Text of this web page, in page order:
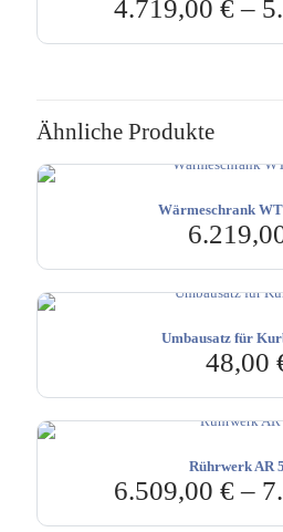
4.719,00 €–
Ähnliche Produkte
Wärmeschrank
Umbausatz für
48,00
Rührwerk AR
6.509,00 €–